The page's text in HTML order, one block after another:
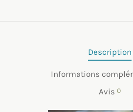
Description
Informations
Avis 0